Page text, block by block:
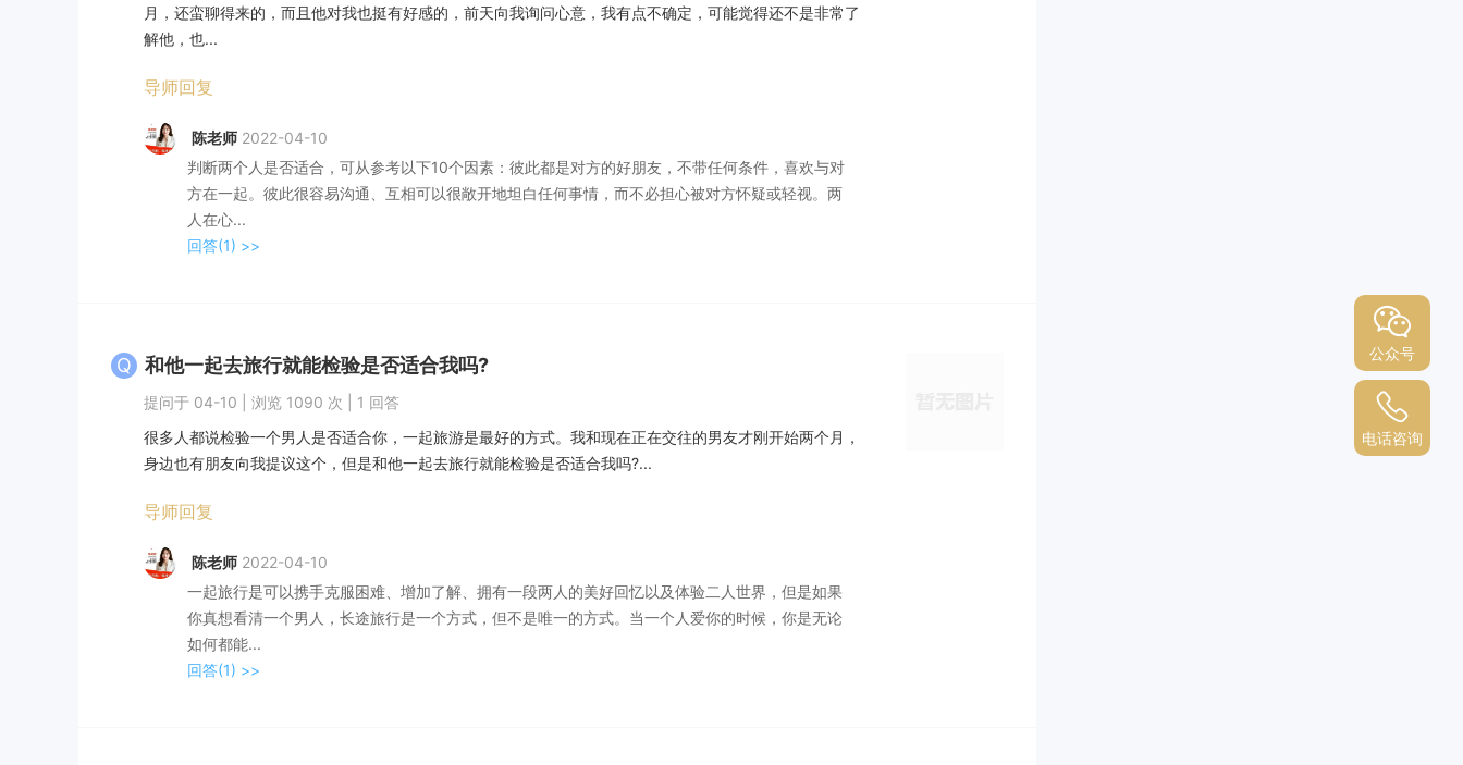
月，还蛮聊得来的，而且他对我也挺有好感的，前天向我询问心意，我有点不确定，可能觉得还不是非常了
解他，也...
导师回复
陈老师 2022-04-10
判断两个人是否适合，可从参考以下10个因素：彼此都是对方的好朋友，不带任何条件，喜欢与对
方在一起。彼此很容易沟通、互相可以很敞开地坦白任何事情，而不必担心被对方怀疑或轻视。两
人在心...
回答(1) >>
Q 和他一起去旅行就能检验是否适合我吗?
提问于 04-10 | 浏览 1090 次 | 1 回答
很多人都说检验一个男人是否适合你，一起旅游是最好的方式。我和现在正在交往的男友才刚开始两个月，
身边也有朋友向我提议这个，但是和他一起去旅行就能检验是否适合我吗?...
导师回复
陈老师 2022-04-10
一起旅行是可以携手克服困难、增加了解、拥有一段两人的美好回忆以及体验二人世界，但是如果
你真想看清一个男人，长途旅行是一个方式，但不是唯一的方式。当一个人爱你的时候，你是无论
如何都能...
回答(1) >>
公众号
电话咨询